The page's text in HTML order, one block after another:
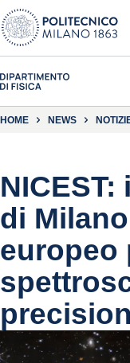
HOME NEWS
di
europeo